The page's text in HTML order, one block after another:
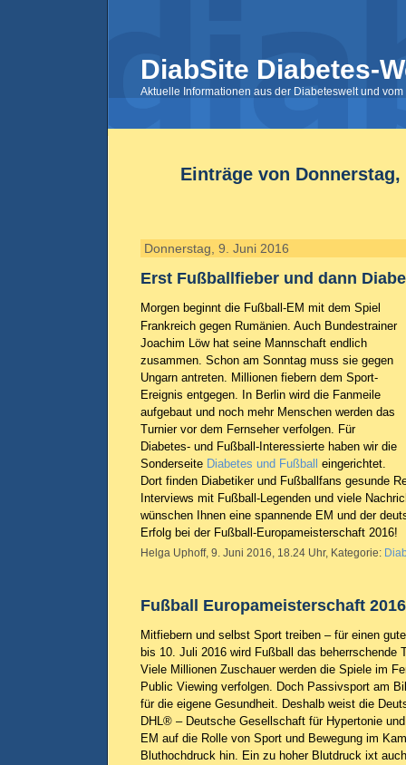
DiabSite Diabetes-
Aktuelle Informationen aus der Diabeteswelt und
Einträge von Donnerstag,
Donnerstag, 9. Juni 2016
Erst Fußballfieber und dann
Morgen beginnt die Fußball-EM mit dem Spiel
Frankreich gegen Rumänien. Auch Bundestrainer
Joachim Löw hat seine Mannschaft endlich
zusammen. Schon am Sonntag muss sie gegen
Ungarn antreten. Millionen fiebern dem Sport-
Ereignis entgegen. In Berlin wird die Fanmeile
aufgebaut und noch mehr Menschen werden das
Turnier vor dem Fernseher verfolgen. Für
Diabetes- und Fußball-Interessierte haben wir die
Sonderseite Diabetes und Fußball eingerichtet.
Dort finden Diabetiker und Fußballfans gesunde
Interviews mit Fußball-Legenden und viele
wünschen Ihnen eine spannende EM und der
Erfolg bei der Fußball-Europameisterschaft 2016!
Helga Uphoff, 9. Juni 2016, 18.24 Uhr, Kategorie:
Fußball Europameisterschaft 2016
Mitfiebern und selbst Sport treiben – für einen
bis 10. Juli 2016 wird Fußball das beherrschende
Viele Millionen Zuschauer werden die Spiele im
Public Viewing verfolgen. Doch Passivsport am
für die eigene Gesundheit. Deshalb weist die
DHL® – Deutsche Gesellschaft für Hypertonie
EM auf die Rolle von Sport und Bewegung im
Bluthochdruck hin. Ein zu hoher Blutdruck ixt